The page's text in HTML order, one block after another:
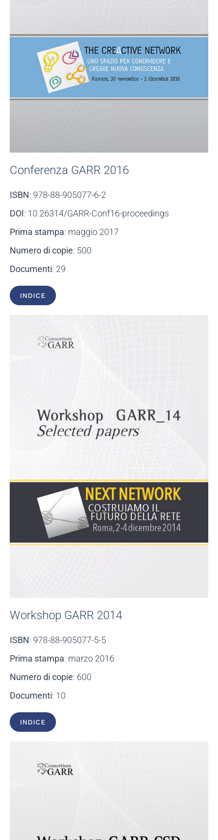
Conferenza GARR 2016
ISBN: 978-88-905077-6-2
DOI: 10.26314/GARR-Conf16-proceedings
Prima stampa: maggio 2017
Numero di copie: 500
Documenti: 29
INDICE
Workshop GARR 2014
ISBN: 978-88-905077-5-5
Prima stampa: marzo 2016
Numero di copie: 600
Documenti: 10
INDICE